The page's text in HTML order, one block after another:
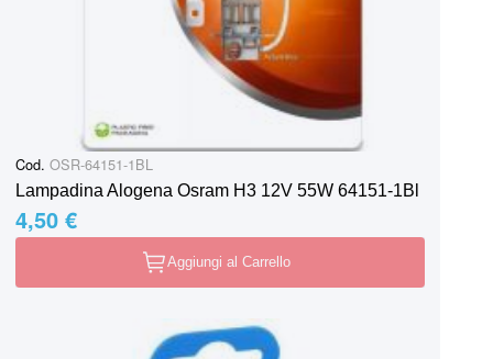
Cod. OSR-64151-1BL
Lampadina Alogena Osram H3 12V 55W 64151-1Bl
4,50 €
Aggiungi al Carrello